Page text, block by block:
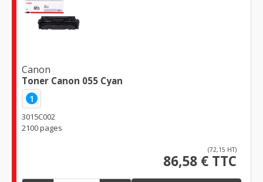
Canon
Toner Canon 055 Cyan
1
3015C002
2100 pages
(72,15 HT)
86,58 € TTC